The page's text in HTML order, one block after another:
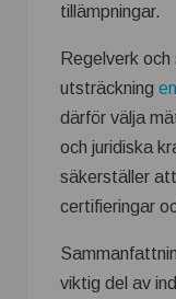
tillämpningar.
Regelverk
utsträckning
därför välja
och juridiska
säkerställer
certifieringar
viktig del av